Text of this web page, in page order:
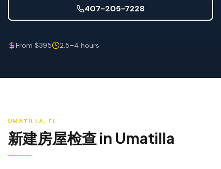
飓风后安全检查
407-205-7228
From $395 2.5–4 hours
UMATILLA, FL
新建房屋检查in Umatilla